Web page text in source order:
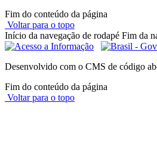
Fim do conteúdo da página
Voltar para o topo
Início da navegação de rodapé Fim da
Desenvolvido com o CMS de código
Fim do conteúdo da página
Voltar para o topo